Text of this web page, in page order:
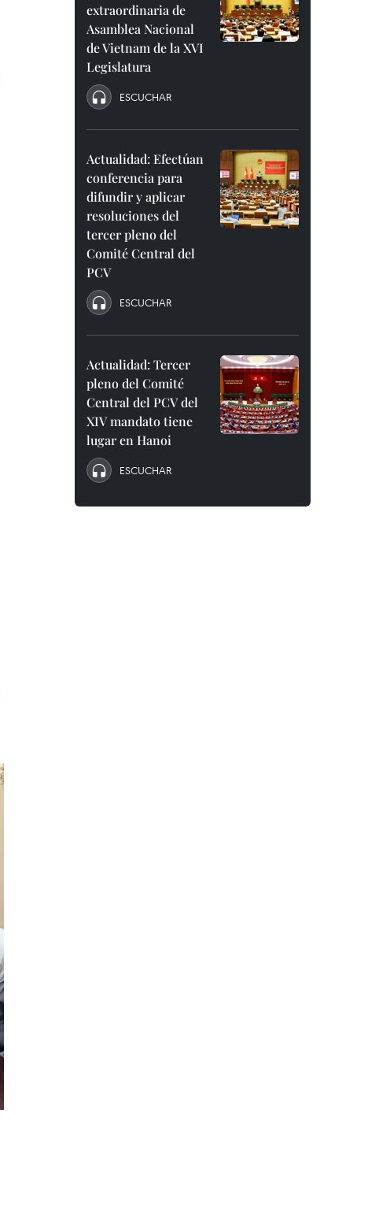
extraordinaria de
Asamblea Nacional
de Vietnam de la XVI
Legislatura
ESCUCHAR
Actualidad: Efectúan
conferencia para
difundir y aplicar
resoluciones del
tercer pleno del
Comité Central del
PCV
ESCUCHAR
Actualidad: Tercer
pleno del Comité
Central del PCV del
XIV mandato tiene
lugar en Hanoi
ESCUCHAR